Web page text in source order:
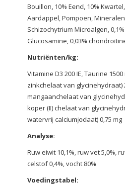
Bouillon, 10% Eend, 10%
Aardappel, Pompoen,
Schizochytrium Microalgen, 0,1%
Glucosamine, 0,03%
Nutriënten/kg:
Vitamine D3 200 IE, Taurine
zinkchelaat van glycinehydraat)
mangaanchelaat van
koper (II) chelaat van
watervrij calciumjodaat) 0,75 mg
Analyse:
Ruw eiwit 10,1%, ruw vet 5,0%,
celstof 0,4%, vocht 80%
Voedingstabel: